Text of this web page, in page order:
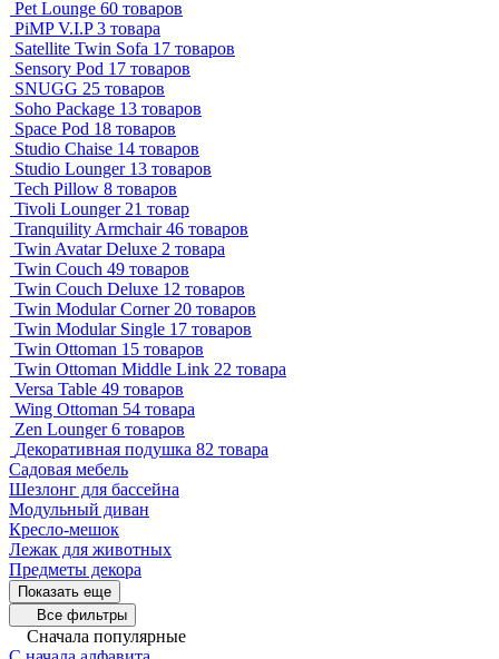
Pet Lounge 60 товаров
PiMP V.I.P 3 товара
Satellite Twin Sofa 17 товаров
Sensory Pod 17 товаров
SNUGG 25 товаров
Soho Package 13 товаров
Space Pod 18 товаров
Studio Chaise 14 товаров
Studio Lounger 13 товаров
Tech Pillow 8 товаров
Tivoli Lounger 21 товар
Tranquility Armchair 46 товаров
Twin Avatar Deluxe 2 товара
Twin Couch 49 товаров
Twin Couch Deluxe 12 товаров
Twin Modular Corner 20 товаров
Twin Modular Single 17 товаров
Twin Ottoman 15 товаров
Twin Ottoman Middle Link 22 товара
Versa Table 49 товаров
Wing Ottoman 54 товара
Zen Lounger 6 товаров
Декоративная подушка 82 товара
Садовая мебель
Шезлонг для бассейна
Модульный диван
Кресло-мешок
Лежак для животных
Предметы декора
Показать еще
Все фильтры
Сначала популярные